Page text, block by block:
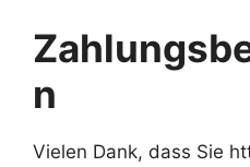
n
Vielen Dank, dass Sie